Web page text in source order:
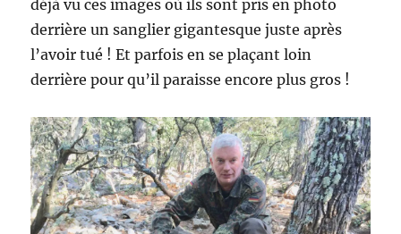
déjà vu ces images où ils sont pris en photo
derrière un sanglier gigantesque juste après
l’avoir tué ! Et parfois en se plaçant loin
derrière pour qu’il paraisse encore plus gros !